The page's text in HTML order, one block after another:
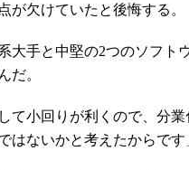
が欠けていたと後悔する。
大手と中堅の2つのソフト
だ。
小回りが利くので、分業
はないかと考えたからです